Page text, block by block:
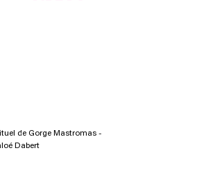
de Gorge Mastromas -
Dabert